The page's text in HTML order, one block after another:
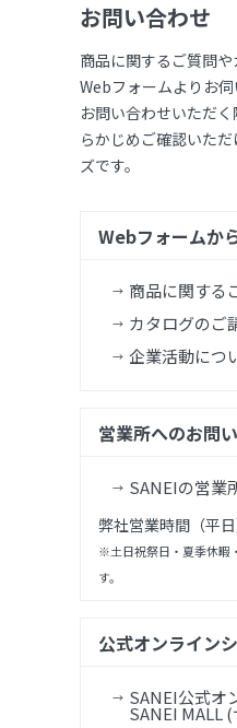
お問い合わせ
商品に関するご質問や
Webフォームよりお伺
お問い合わせいただ
らかじめご確認いた
ズです。
Webフォームか
商品に関する
カタログのご
企業活動につ
営業所へのお問
SANEIの営業
弊社営業時間（平
※土日祝祭日・夏季休暇
す。
公式オンライン
SANEI公式オ
SANEI MALL